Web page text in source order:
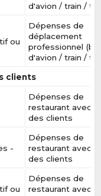
d'avion / train /
ou
Dépenses de
déplacement
professionnel
d'avion / train /
clients
Dépenses de
restaurant avec
des clients
-
Dépenses de
restaurant avec
des clients
ou
Dépenses de
restaurant avec